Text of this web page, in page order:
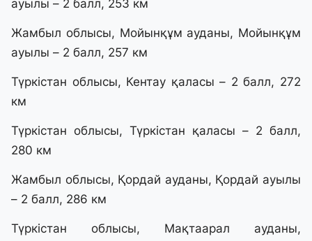
ауылы – 2 балл, 253 км
Жамбыл облысы, Мойынқұм ауданы, Мойынқұм
ауылы – 2 балл, 257 км
Түркістан облысы, Кентау қаласы – 2 балл, 272
км
Түркістан облысы, Түркістан қаласы – 2 балл,
280 км
Жамбыл облысы, Қордай ауданы, Қордай ауылы
– 2 балл, 286 км
Түркістан облысы, Мақтаарал ауданы,